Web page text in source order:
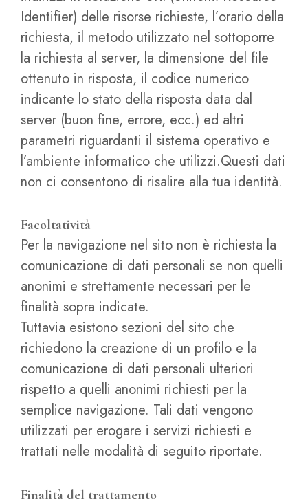
Identifier) delle risorse richieste, l’orario della
richiesta, il metodo utilizzato nel sottoporre
la richiesta al server, la dimensione del file
ottenuto in risposta, il codice numerico
indicante lo stato della risposta data dal
server (buon fine, errore, ecc.) ed altri
parametri riguardanti il sistema operativo e
l’ambiente informatico che utilizzi.Questi dati
non ci consentono di risalire alla tua identità.
Facoltatività
Per la navigazione nel sito non è richiesta la
comunicazione di dati personali se non quelli
anonimi e strettamente necessari per le
finalità sopra indicate.
Tuttavia esistono sezioni del sito che
richiedono la creazione di un profilo e la
comunicazione di dati personali ulteriori
rispetto a quelli anonimi richiesti per la
semplice navigazione. Tali dati vengono
utilizzati per erogare i servizi richiesti e
trattati nelle modalità di seguito riportate.
Finalità del trattamento